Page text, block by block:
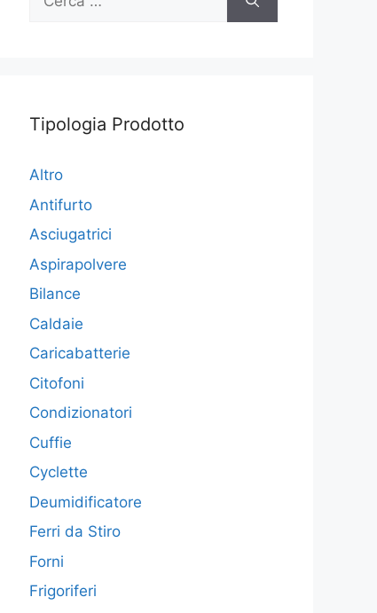
Tipologia Prodotto
Altro
Antifurto
Asciugatrici
Aspirapolvere
Bilance
Caldaie
Caricabatterie
Citofoni
Condizionatori
Cuffie
Cyclette
Deumidificatore
Ferri da Stiro
Forni
Frigoriferi